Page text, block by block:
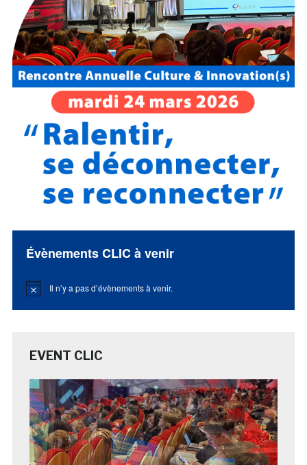
Évènements CLIC à venir
Notice Il n’y a pas d’évènements à venir.
EVENT CLIC